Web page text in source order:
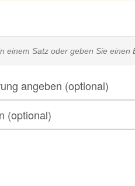
angeben (optional)
(optional)